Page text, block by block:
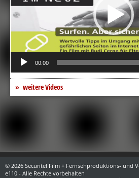
00:00
weitere Videos
© 2026 Securitel Film + Fernsehproduktions- und
e110 - Alle Rechte vorbehalten